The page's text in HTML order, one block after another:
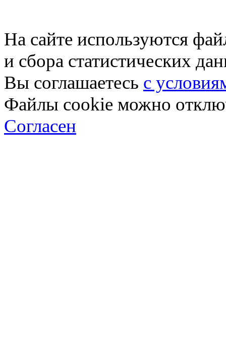
На сайте используются
и сбора статистических
Вы соглашаетесь с
Файлы cookie можно
Согласен